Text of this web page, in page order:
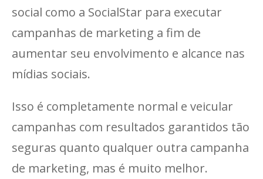
social como a SocialStar para executar
campanhas de marketing a fim de
aumentar seu envolvimento e alcance nas
mídias sociais.
Isso é completamente normal e veicular
campanhas com resultados garantidos tão
seguras quanto qualquer outra campanha
de marketing, mas é muito melhor.